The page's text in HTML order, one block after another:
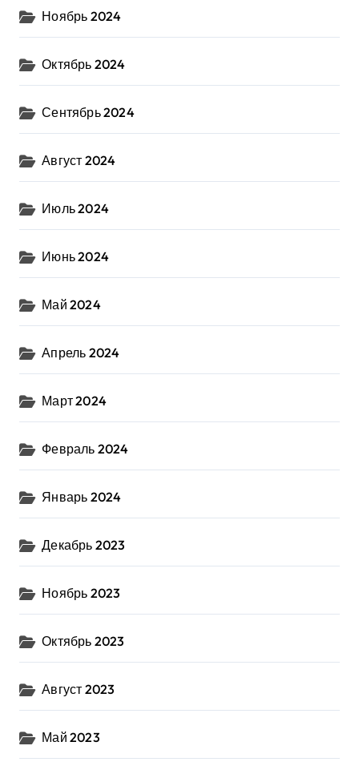
Ноябрь 2024
Октябрь 2024
Сентябрь 2024
Август 2024
Июль 2024
Июнь 2024
Май 2024
Апрель 2024
Март 2024
Февраль 2024
Январь 2024
Декабрь 2023
Ноябрь 2023
Октябрь 2023
Август 2023
Май 2023